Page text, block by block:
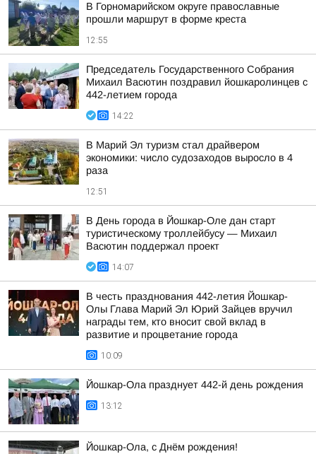
В Горномарийском округе православные
прошли маршрут в форме креста
12:55
Председатель Государственного Собрания
Михаил Васютин поздравил йошкаролинцев с
442-летием города
14:22
В Марий Эл туризм стал драйвером
экономики: число судозаходов выросло в 4
раза
12:51
В День города в Йошкар-Оле дан старт
туристическому троллейбусу — Михаил
Васютин поддержал проект
14:07
В честь празднования 442-летия Йошкар-
Олы Глава Марий Эл Юрий Зайцев вручил
награды тем, кто вносит свой вклад в
развитие и процветание города
10:09
Йошкар-Ола празднует 442-й день рождения
13:12
Йошкар-Ола, с Днём рождения!